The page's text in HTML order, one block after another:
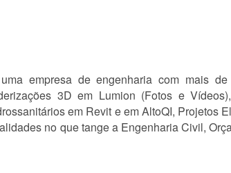
empresa de engenharia com mais
3D em Lumion (Fotos e
em Revit e em AltoQI, Projetos
no que tange a Engenharia Civil,